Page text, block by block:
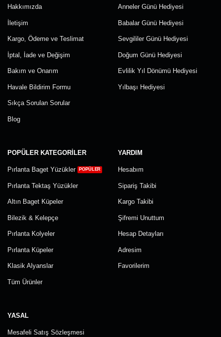
Hakkımızda
İletişim
Kargo, Ödeme ve Teslimat
İptal, İade ve Değişim
Bakım ve Onarım
Havale Bildirim Formu
Sıkça Sorulan Sorular
Blog
Anneler Günü Hediyesi
Babalar Günü Hediyesi
Sevgililer Günü Hediyesi
Doğum Günü Hediyesi
Evlilik Yıl Dönümü Hediyesi
Yılbaşı Hediyesi
POPÜLER KATEGORILER
Pırlanta Baget Yüzükler
Pırlanta Tektaş Yüzükler
Altın Baget Küpeler
Bilezik & Kelepçe
Pırlanta Kolyeler
Pırlanta Küpeler
Klasik Alyanslar
Tüm Ürünler
YARDIM
Hesabım
Sipariş Takibi
Kargo Takibi
Şifremi Unuttum
Hesap Detayları
Adresim
Favorilerim
YASAL
Mesafeli Satış Sözleşmesi